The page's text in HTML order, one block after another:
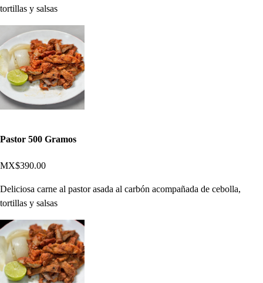
tortillas y salsas
Pastor 500 Gramos
MX$390.00
Deliciosa carne al pastor asada al carbón acompañada de cebolla,
tortillas y salsas